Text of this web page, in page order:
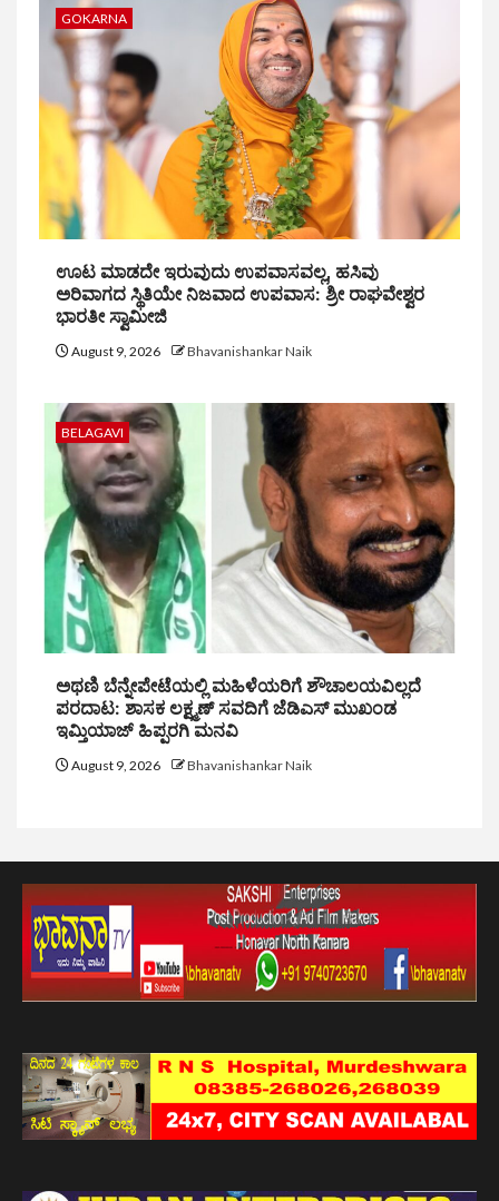
GOKARNA
ಊಟ ಮಾಡದೇ ಇರುವುದು ಉಪವಾಸವಲ್ಲ, ಹಸಿವು
ಅರಿವಾಗದ ಸ್ಥಿತಿಯೇ ನಿಜವಾದ ಉಪವಾಸ: ಶ್ರೀ ರಾಘವೇಶ್ವರ
ಭಾರತೀ ಸ್ವಾಮೀಜಿ
August 9, 2026 Bhavanishankar Naik
BELAGAVI
ಅಥಣಿ ಬೆನ್ನೇಪೇಟೆಯಲ್ಲಿ ಮಹಿಳೆಯರಿಗೆ ಶೌಚಾಲಯವಿಲ್ಲದೆ
ಪರದಾಟ: ಶಾಸಕ ಲಕ್ಷ್ಮಣ್ ಸವದಿಗೆ ಜೆಡಿಎಸ್ ಮುಖಂಡ
ಇಮ್ತಿಯಾಜ್ ಹಿಪ್ಪರಗಿ ಮನವಿ
August 9, 2026 Bhavanishankar Naik